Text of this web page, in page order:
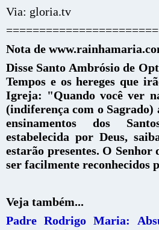
Via: gloria.tv
Nota de
Disse Santo Ambrósio de
Tempos e os hereges que
Igreja: "Quando você ver
(indiferença com o Sagrado)
ensinamentos dos
estabelecida por Deus,
estarão presentes. O Senhor
ser facilmente reconhecidos
Veja também...
Padre Rodrigo Maria: